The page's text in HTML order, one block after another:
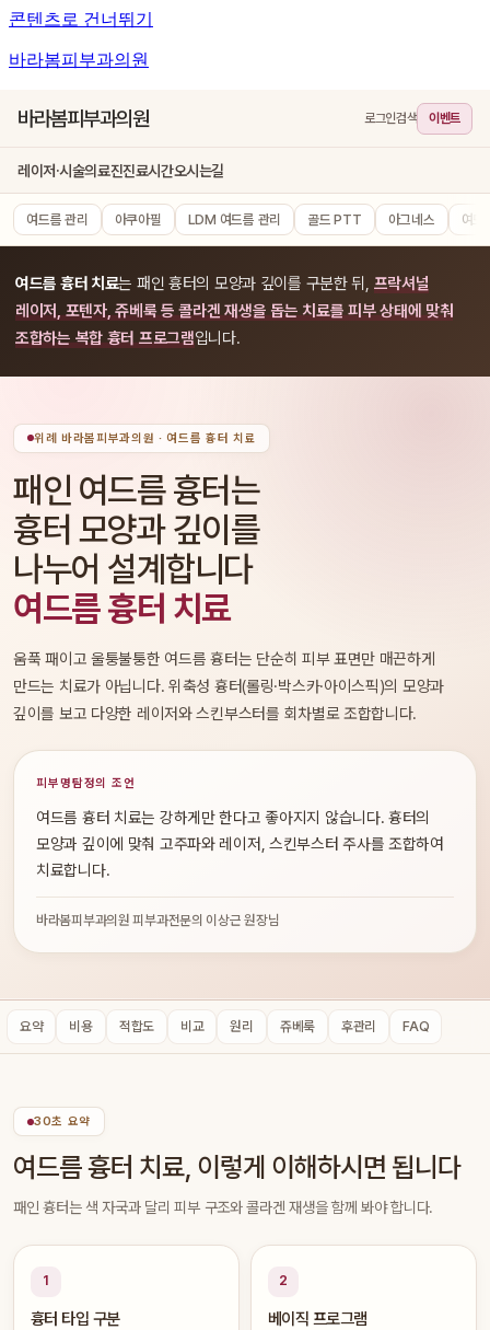
콘텐츠로 건너뛰기
바라봄피부과의원
바라봄피부과의원 로그인검색 이벤트
레이저·시술의료진진료시간오시는길
여드름 관리 아쿠아필 LDM 여드름 관리 골드 PTT 아그네스 여드
여드름 흉터 치료는 패인 흉터의 모양과 깊이를 구분한 뒤, 프락셔널
레이저, 포텐자, 쥬베룩 등 콜라겐 재생을 돕는 치료를 피부 상태에 맞춰
조합하는 복합 흉터 프로그램입니다.
위례 바라봄피부과의원 · 여드름 흉터 치료
패인 여드름 흉터는
흉터 모양과 깊이를
나누어 설계합니다
여드름 흉터 치료
움푹 패이고 울퉁불퉁한 여드름 흉터는 단순히 피부 표면만 매끈하게
만드는 치료가 아닙니다. 위축성 흉터(롤링·박스카·아이스픽)의 모양과
깊이를 보고 다양한 레이저와 스킨부스터를 회차별로 조합합니다.
피부명탐정의 조언
여드름 흉터 치료는 강하게만 한다고 좋아지지 않습니다. 흉터의
모양과 깊이에 맞춰 고주파와 레이저, 스킨부스터 주사를 조합하여
치료합니다.
바라봄피부과의원 피부과전문의 이상근 원장님
요약 비용 적합도 비교 원리 쥬베룩 후관리 FAQ
30초 요약
여드름 흉터 치료, 이렇게 이해하시면 됩니다
패인 흉터는 색 자국과 달리 피부 구조와 콜라겐 재생을 함께 봐야 합니다.
1
흉터 타입 구분
2
베이직 프로그램